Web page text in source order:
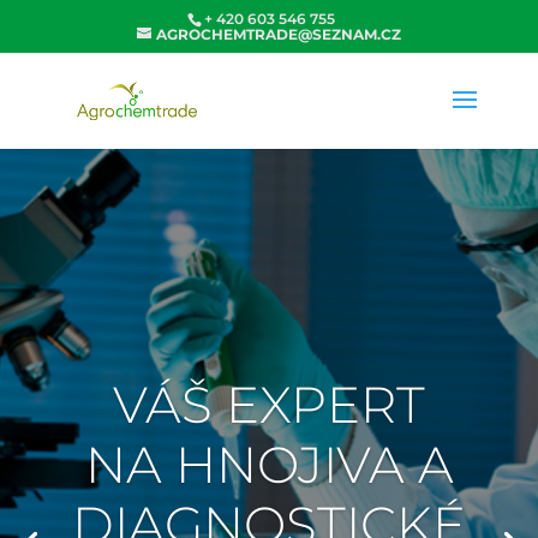
+ 420 603 546 755
AGROCHEMTRADE@SEZNAM.CZ
VÁŠ EXPERT
NA HNOJIVA A
DIAGNOSTICKÉ